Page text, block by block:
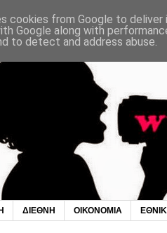
ΔΙΕΘΝΗ ΟΙΚΟΝΟΜΙΑ
cookies from Google to
Google along with
to detect and address abuse.